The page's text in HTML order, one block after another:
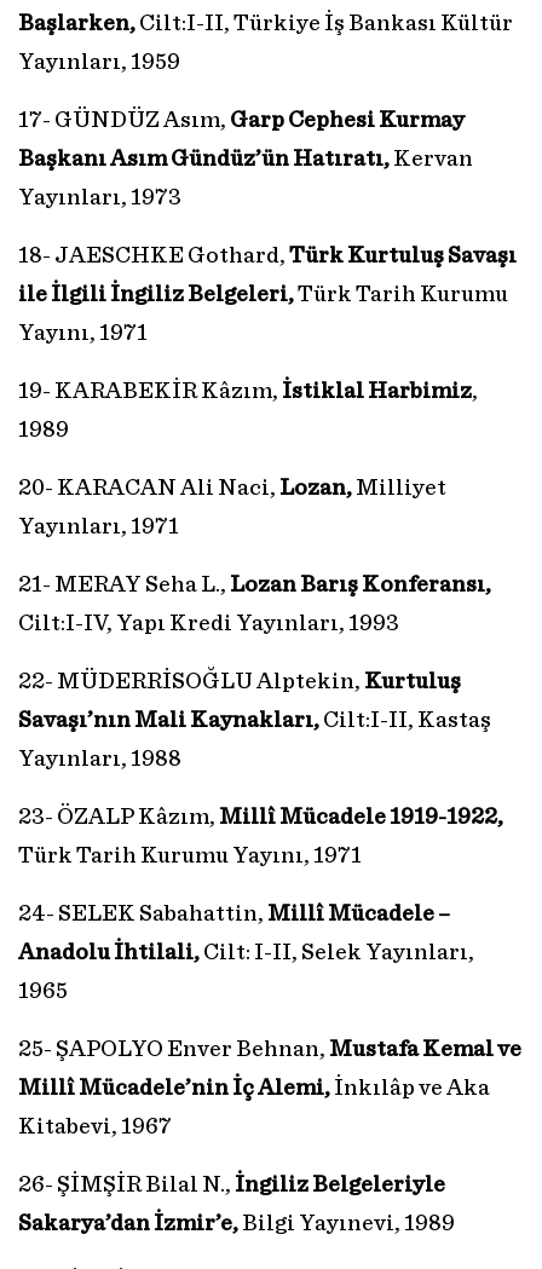
Başlarken, Cilt:I-II, Türkiye İş Bankası Kültür
Yayınları, 1959
17- GÜNDÜZ Asım, Garp Cephesi Kurmay
Başkanı Asım Gündüz’ün Hatıratı, Kervan
Yayınları, 1973
18- JAESCHKE Gothard, Türk Kurtuluş Savaşı
ile İlgili İngiliz Belgeleri,Türk Tarih Kurumu
Yayını, 1971
19- KARABEKİR Kâzım, İstiklal Harbimiz,
1989
20- KARACAN Ali Naci, Lozan, Milliyet
Yayınları, 1971
21- MERAY Seha L., Lozan Barış Konferansı,
Cilt:I-IV, Yapı Kredi Yayınları, 1993
22- MÜDERRİSOĞLU Alptekin, Kurtuluş
Savaşı’nın Mali Kaynakları, Cilt:I-II, Kastaş
Yayınları, 1988
23- ÖZALP Kâzım, Millî Mücadele 1919-1922,
Türk Tarih Kurumu Yayını, 1971
24- SELEK Sabahattin, Millî Mücadele –
Anadolu İhtilali, Cilt: I-II, Selek Yayınları,
1965
25- ŞAPOLYO Enver Behnan, Mustafa Kemal ve
Millî Mücadele’nin İç Alemi, İnkılâp ve Aka
Kitabevi, 1967
26- ŞİMŞİR Bilal N., İngiliz Belgeleriyle
Sakarya’dan İzmir’e, Bilgi Yayınevi, 1989